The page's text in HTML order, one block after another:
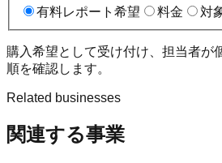
有料レポート希望
料金 対
購入希望として受け付け、担当者が
順を確認します。
Related businesses
関連する事業